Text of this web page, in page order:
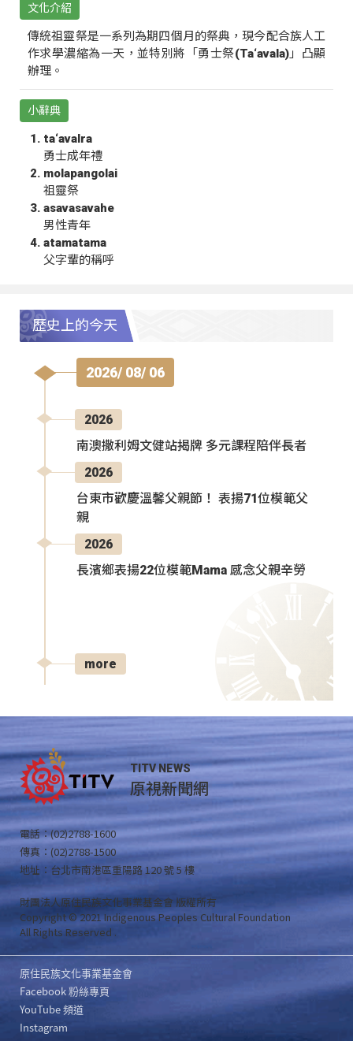
文化介紹
傳統祖靈祭是一系列為期四個月的祭典，現今配合族人工
作求學濃縮為一天，並特別將「勇士祭(Ta‘avala)」凸顯
辦理。
小辭典
ta‘avalra
勇士成年禮
molapangolai
祖靈祭
asavasavahe
男性青年
atamatama
父字輩的稱呼
歷史上的今天
2026/ 08/ 06
2026
南澳撒利姆文健站揭牌 多元課程陪伴長者
2026
台東市歡慶溫馨父親節！ 表揚71位模範父
親
2026
長濱鄉表揚22位模範Mama 感念父親辛勞
more
TITV NEWS
原視新聞網
電話：(02)2788-1600
傳真：(02)2788-1500
地址：台北市南港區重陽路 120 號 5 樓
財團法人原住民族文化事業基金會 版權所有
Copyright © 2021 Indigenous Peoples Cultural Foundation
All Rights Reserved .
原住民族文化事業基金會
Facebook 粉絲專頁
YouTube 頻道
Instagram